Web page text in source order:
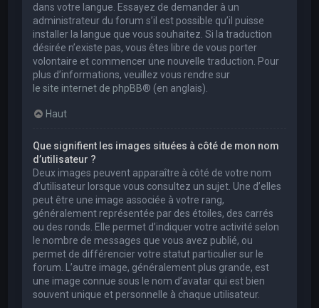
dans votre langue. Essayez de demander à un
administrateur du forum s’il est possible qu’il puisse
installer la langue que vous souhaitez. Si la traduction
désirée n’existe pas, vous êtes libre de vous porter
volontaire et commencer une nouvelle traduction. Pour
plus d’informations, veuillez vous rendre sur
le site internet de phpBB® (en anglais).
Haut
Que signifient les images situées à côté de mon nom
d’utilisateur ?
Deux images peuvent apparaître à côté de votre nom
d’utilisateur lorsque vous consultez un sujet. Une d’elles
peut être une image associée à votre rang,
généralement représentée par des étoiles, des carrés
ou des ronds. Elle permet d’indiquer votre activité selon
le nombre de messages que vous avez publié, ou
permet de différencier votre statut particulier sur le
forum. L’autre image, généralement plus grande, est
une image connue sous le nom d’avatar qui est bien
souvent unique et personnelle à chaque utilisateur.